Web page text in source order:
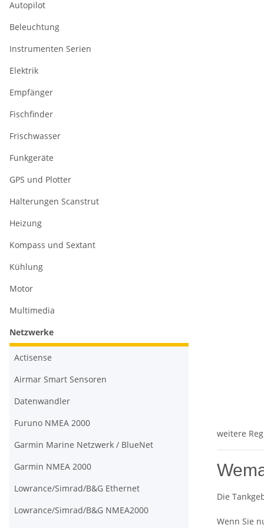
weitere
Die
Wenn Sie
Autopilot
Beleuchtung
Instrumenten Serien
Elektrik
Empfänger
Fischfinder
Frischwasser
Funkgeräte
GPS und Plotter
Halterungen Scanstrut
Heizung
Kompass und Sextant
Kühlung
Motor
Multimedia
Netzwerke
Actisense
Airmar Smart Sensoren
Datenwandler
Furuno NMEA 2000
Garmin Marine Netzwerk / BlueNet
Garmin NMEA 2000
Lowrance/Simrad/B&G Ethernet
Lowrance/Simrad/B&G NMEA2000